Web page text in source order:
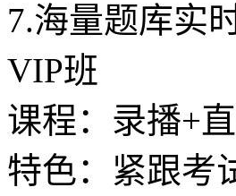
7.海量题库实
VIP班
课程：录播+
特色：紧跟考